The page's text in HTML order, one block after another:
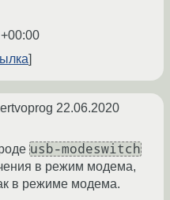
22.06.2020
usb-modeswitch
в режим модема,
в режиме модема.